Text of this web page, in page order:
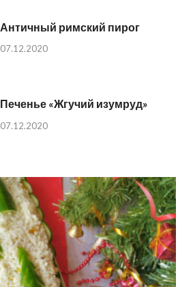
Античный римский пирог
07.12.2020
Печенье «Жгучий изумруд»
07.12.2020